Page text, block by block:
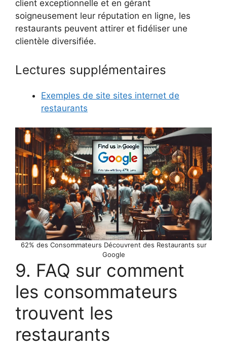
client exceptionnelle et en gérant
soigneusement leur réputation en ligne, les
restaurants peuvent attirer et fidéliser une
clientèle diversifiée.
Lectures supplémentaires
Exemples de site sites internet de
restaurants
62% des Consommateurs Découvrent des Restaurants sur
Google
9. FAQ sur comment
les consommateurs
trouvent les
restaurants